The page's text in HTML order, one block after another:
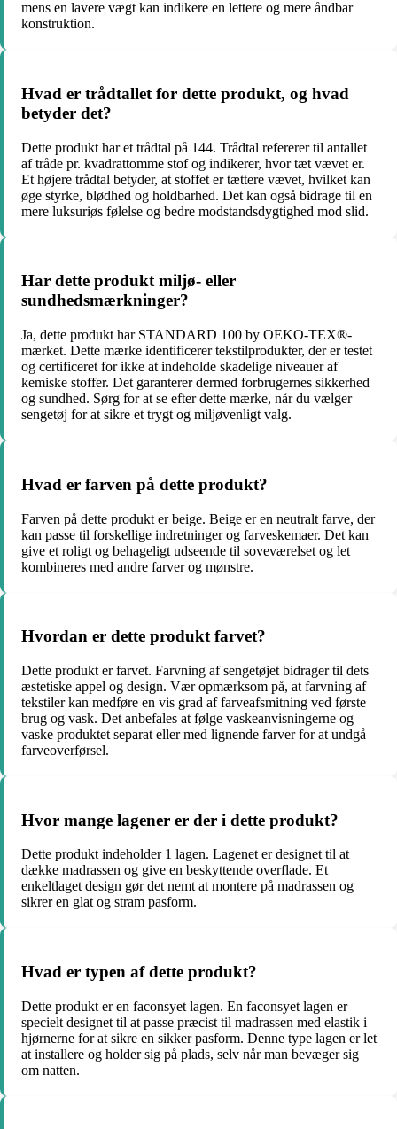
mens en lavere vægt kan indikere en lettere og mere åndbar
konstruktion.
Hvad er trådtallet for dette produkt, og hvad
betyder det?
Dette produkt har et trådtal på 144. Trådtal refererer til antallet
af tråde pr. kvadrattomme stof og indikerer, hvor tæt vævet er.
Et højere trådtal betyder, at stoffet er tættere vævet, hvilket kan
øge styrke, blødhed og holdbarhed. Det kan også bidrage til en
mere luksuriøs følelse og bedre modstandsdygtighed mod slid.
Har dette produkt miljø- eller
sundhedsmærkninger?
Ja, dette produkt har STANDARD 100 by OEKO-TEX®-
mærket. Dette mærke identificerer tekstilprodukter, der er testet
og certificeret for ikke at indeholde skadelige niveauer af
kemiske stoffer. Det garanterer dermed forbrugernes sikkerhed
og sundhed. Sørg for at se efter dette mærke, når du vælger
sengetøj for at sikre et trygt og miljøvenligt valg.
Hvad er farven på dette produkt?
Farven på dette produkt er beige. Beige er en neutralt farve, der
kan passe til forskellige indretninger og farveskemaer. Det kan
give et roligt og behageligt udseende til soveværelset og let
kombineres med andre farver og mønstre.
Hvordan er dette produkt farvet?
Dette produkt er farvet. Farvning af sengetøjet bidrager til dets
æstetiske appel og design. Vær opmærksom på, at farvning af
tekstiler kan medføre en vis grad af farveafsmitning ved første
brug og vask. Det anbefales at følge vaskeanvisningerne og
vaske produktet separat eller med lignende farver for at undgå
farveoverførsel.
Hvor mange lagener er der i dette produkt?
Dette produkt indeholder 1 lagen. Lagenet er designet til at
dække madrassen og give en beskyttende overflade. Et
enkeltlaget design gør det nemt at montere på madrassen og
sikrer en glat og stram pasform.
Hvad er typen af dette produkt?
Dette produkt er en faconsyet lagen. En faconsyet lagen er
specielt designet til at passe præcist til madrassen med elastik i
hjørnerne for at sikre en sikker pasform. Denne type lagen er let
at installere og holder sig på plads, selv når man bevæger sig
om natten.